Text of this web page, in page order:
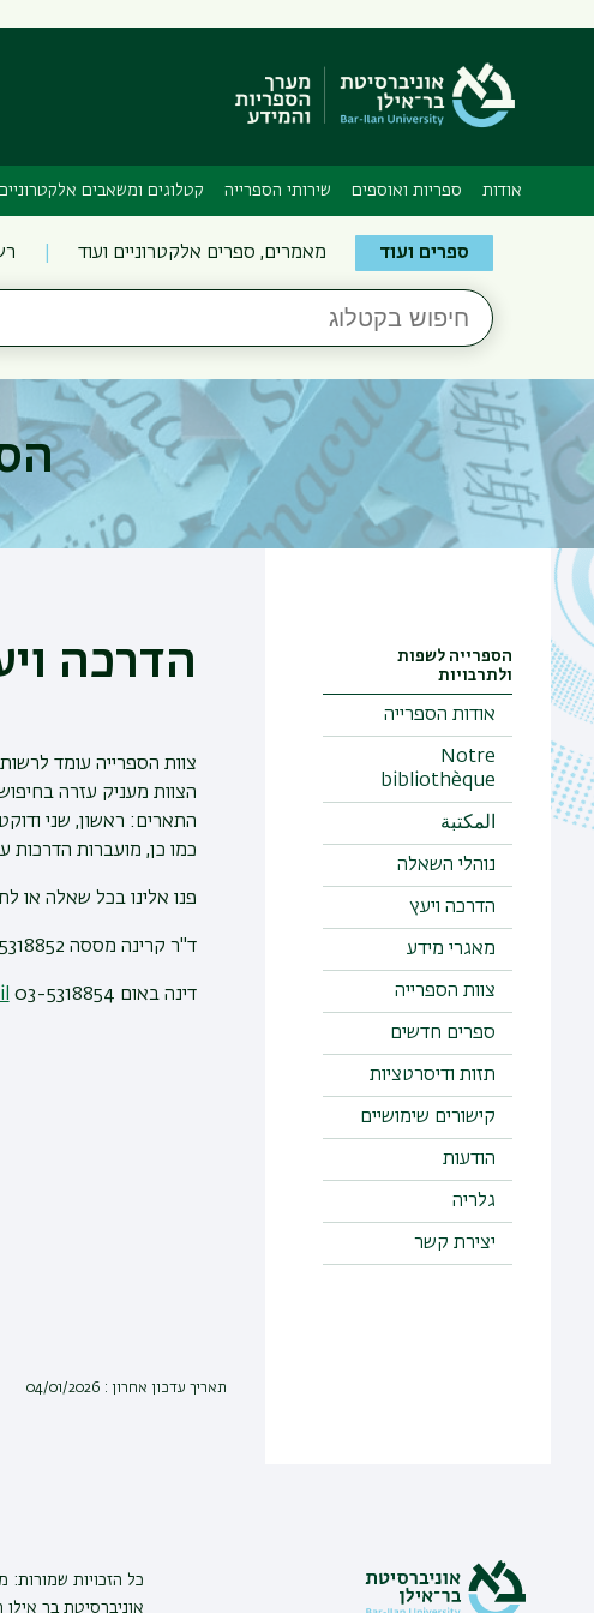
אודות ספריות ואוספים שירותי הספרייה קטלוגים ומשאבים
Search
the
Bar-
Ilan
Libraries
ספרים ועוד מאמרים, ספרים אלקטרוניים ועוד
חיפוש
בקטלוג
הספרייה לשפות
ולתרבויות
אודות הספרייה
Notre
bibliothèque
المكتبة
נוהלי השאלה
הדרכה ויעץ
מאגרי מידע
צוות הספרייה
ספרים חדשים
תזות ודיסרטציות
קישורים שימושיים
הודעות
גלריה
יצירת קשר
הדרכה
צוות הספרייה עומד
הצוות מעניק עזרה
התארים: ראשון, שני
כמו כן, מועברות הדרכות
פנו אלינו בכל שאלה או
ד"ר קרינה מססה 03-5318852
דינה באום 03-5318854
תאריך עדכון אחרון : 04/01/2026
כל הזכויות שמורות:
אוניברסיטת בר אילן רמת גן